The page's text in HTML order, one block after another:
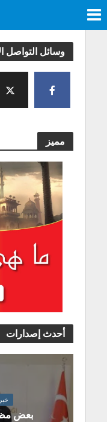
وسائل التواصل
مميز
أحدث إصدارات
بعض